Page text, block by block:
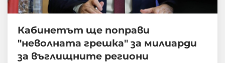
Кабинетът ще поправи
"неволната грешка" за милиарди
за въглищните региони